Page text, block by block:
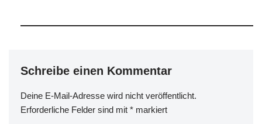
Schreibe einen Kommentar
Deine E-Mail-Adresse wird nicht veröffentlicht.
Erforderliche Felder sind mit * markiert